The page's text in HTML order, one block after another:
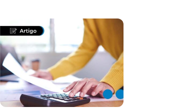
Comentário retirado da nossa
08/03/2023